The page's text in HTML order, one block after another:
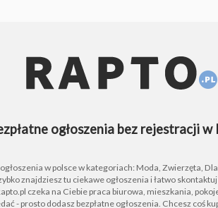
ogłoszenia bez rejestracji w
w polsce w kategoriach: Moda, Zwierzęta, Dla
znajdziesz tu ciekawe ogłoszenia i łatwo
czeka na Ciebie praca biurowa, mieszkania,
- prosto dodasz bezpłatne ogłoszenia. Chcesz coś